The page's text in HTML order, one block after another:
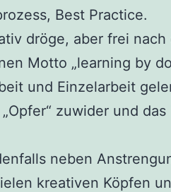
Best Practice.
dröge, aber frei
Motto „learning by
und Einzelarbeit
zuwider und
neben
kreativen Köpfen